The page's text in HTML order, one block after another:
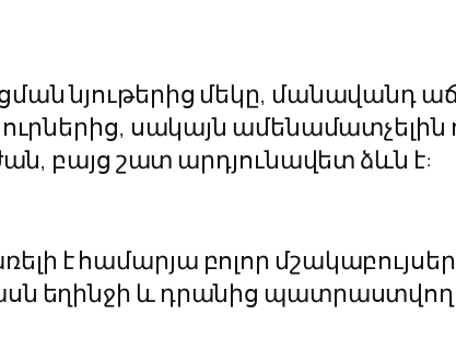
նյութերից մեկը, մանավանդ
սակայն
բայց շատ արդյունավետ ձևն է:
է համարյա բոլոր
եղինջի և դրանից պատրաստվող